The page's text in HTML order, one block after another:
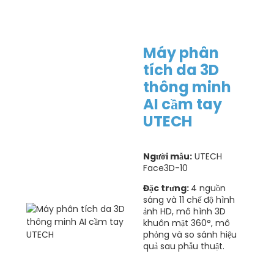
Máy phân
tích da 3D
thông minh
AI cầm tay
UTECH
Người mẫu:UTECH
Face3D-10
Đặc trưng: 4 nguồn
sáng và 11 chế độ hình
ảnh HD, mô hình 3D
khuôn mặt 360°, mô
phỏng và so sánh hiệu
quả sau phẫu thuật.